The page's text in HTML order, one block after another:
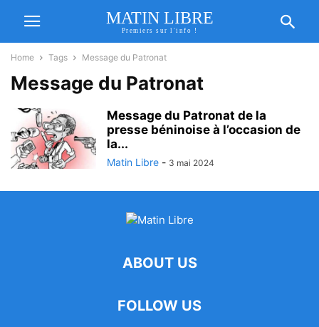
MATIN LIBRE
Premiers sur l'info !
Home Tags Message du Patronat
Message du Patronat
Message du Patronat de la
presse béninoise à l’occasion de
la...
Matin Libre - 3 mai 2024
ABOUT US
FOLLOW US